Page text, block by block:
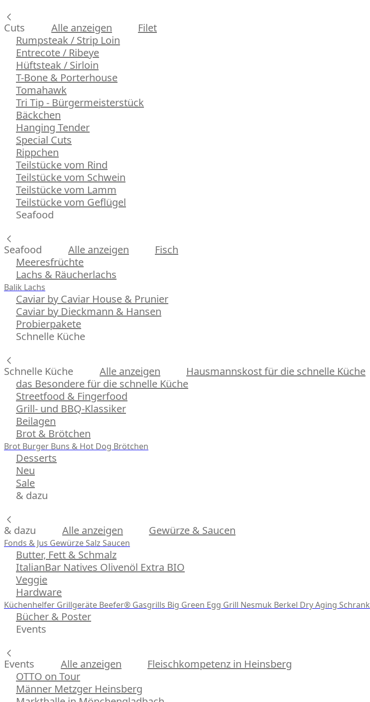
Cuts Alle anzeigen
Filet
Rumpsteak / Strip Loin
Entrecote / Ribeye
Hüftsteak / Sirloin
T-Bone & Porterhouse
Tomahawk
Tri Tip - Bürgermeisterstück
Bäckchen
Hanging Tender
Special Cuts
Rippchen
Teilstücke vom Rind
Teilstücke vom Schwein
Teilstücke vom Lamm
Teilstücke vom Geflügel
Seafood
Seafood Alle anzeigen
Fisch
Meeresfrüchte
Lachs & Räucherlachs
Balik Lachs
Caviar by Caviar House & Prunier
Caviar by Dieckmann & Hansen
Probierpakete
Schnelle Küche
Schnelle Küche Alle anzeigen
Hausmannskost für die schnelle Küche
das Besondere für die schnelle Küche
Streetfood & Fingerfood
Grill- und BBQ-Klassiker
Beilagen
Brot & Brötchen
Brot Burger Buns & Hot Dog Brötchen
Desserts
Neu
Sale
& dazu
& dazu Alle anzeigen Gewürze & Saucen
Fonds & Jus Gewürze Salz Saucen
Butter, Fett & Schmalz
ItalianBar Natives Olivenöl Extra BIO
Veggie
Hardware
Küchenhelfer Grillgeräte Beefer® Gasgrills Big Green Egg Grill Nesmuk Berkel Dry Aging Schrank
Bücher & Poster
Events
Events Alle anzeigen
Fleischkompetenz in Heinsberg
OTTO on Tour
Männer Metzger Heinsberg